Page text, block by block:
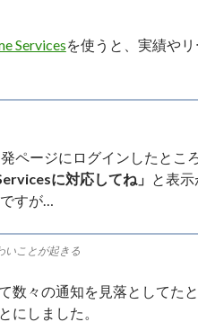
Servicesを使うと、実績や
ページにログインしたとこ
に対応してね」 と表
すが…
いことが起きる
数々の通知を見落としてた
にしました。